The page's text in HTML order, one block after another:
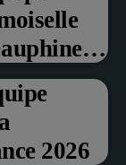
et
aux
2026